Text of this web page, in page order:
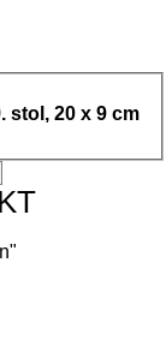
stol, 20 x 9 cm